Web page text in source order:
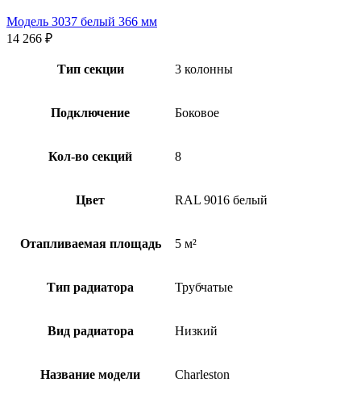
Модель 3037 белый 366 мм
14 266 ₽
Тип секции 3 колонны
Подключение Боковое
Кол-во секций 8
Цвет RAL 9016 белый
Отапливаемая площадь 5 м²
Тип радиатора Трубчатые
Вид радиатора Низкий
Название модели Charleston